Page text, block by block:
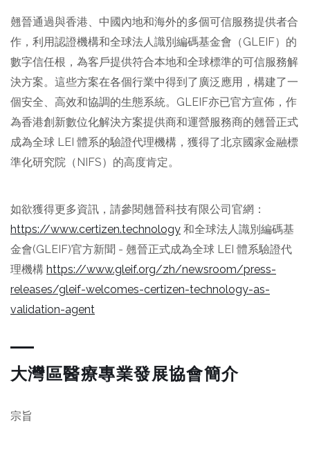
翹晉通過與香港、中國內地和海外的多個可信服務提供者合
作，利用認證機構和全球法人識別編碼基金會（GLEIF）的
數字信任根，為客戶提供符合本地和全球標準的可信服務解
決方案。這些方案在各個行業中得到了廣泛應用，構建了一
個安全、高效和協調的生態系統。GLEIF亦已官方宣佈，作
為香港創新數位化解決方案提供商和運營服務商的翹晉正式
成為全球 LEI 體系的驗證代理機構，獲得了北京國家金融標
準化研究院（NIFS）的高度肯定。
如欲獲得更多資訊，請參閱翹晉科技有限公司官網：
https://www.certizen.technology 和全球法人識別編碼基
金會(GLEIF)官方新聞 - 翹晉正式成為全球 LEI 體系驗證代
理機構 https://www.gleif.org/zh/newsroom/press-
releases/gleif-welcomes-certizen-technology-as-
validation-agent
大灣區醫療專業發展協會簡介
宗旨